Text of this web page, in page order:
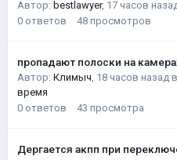
Автор: bestlawyer, 17 часов
0 ответов 48 просмотров
пропадают полоски на
Автор: Климыч, 18 часов назад в
время
0 ответов 43 просмотра
Дергается акпп при